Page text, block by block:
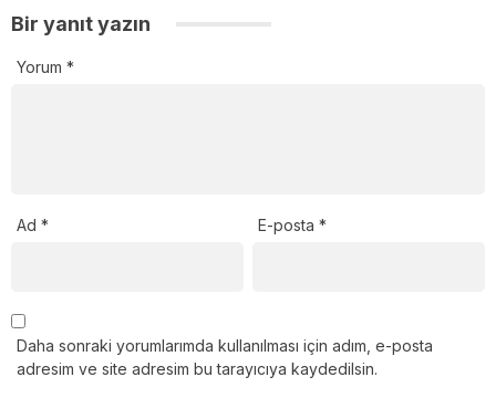
Bir yanıt yazın
Yorum *
Ad * E-posta*
Daha sonraki yorumlarımda kullanılması için adım, e-posta
adresim ve site adresim bu tarayıcıya kaydedilsin.